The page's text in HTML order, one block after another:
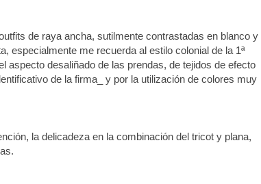
de raya ancha, sutilmente contrastadas en blanco y
especialmente me recuerda al estilo colonial de la 1ª
aspecto desaliñado de las prendas, de tejidos de efecto
de la firma_ y por la utilización de colores muy
la delicadeza en la combinación del tricot y plana,